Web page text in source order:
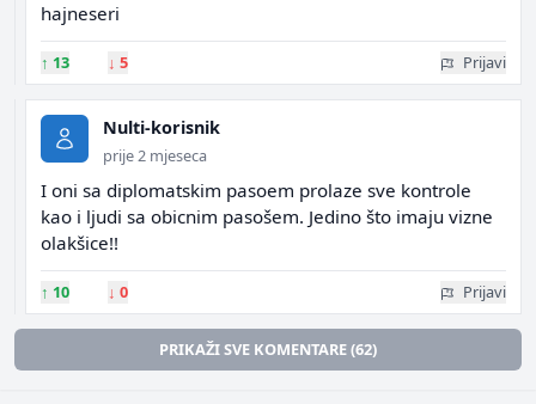
hajneseri
↑ 13 ↓ 5 Prijavi
Nulti-korisnik
prije 2 mjeseca
I oni sa diplomatskim pasoem prolaze sve kontrole
kao i ljudi sa obicnim pasošem. Jedino što imaju vizne
olakšice!!
↑ 10 ↓ 0 Prijavi
PRIKAŽI SVE KOMENTARE (62)